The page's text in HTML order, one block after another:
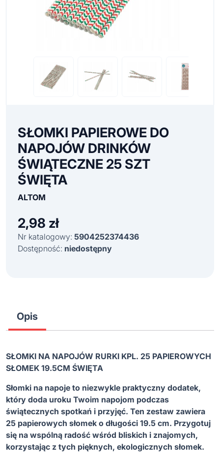
SŁOMKI PAPIEROWE DO
NAPOJÓW DRINKÓW
ŚWIĄTECZNE 25 SZT
ŚWIĘTA
ALTOM
2,98 zł
Nr katalogowy: 5904252374436
Dostępność: niedostępny
Opis
SŁOMKI NA NAPOJÓW RURKI KPL. 25 PAPIEROWYCH
SŁOMEK 19.5CM ŚWIĘTA
Słomki na napoje to niezwykle praktyczny dodatek,
który doda uroku Twoim napojom podczas
świątecznych spotkań i przyjęć. Ten zestaw zawiera
25 papierowych słomek o długości 19.5 cm. Przygotuj
się na wspólną radość wśród bliskich i znajomych,
korzystając z tych pięknych, ekologicznych słomek.